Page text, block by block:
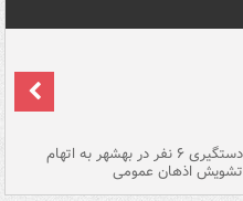
دستگیری ۶ نفر در بهشهر به اتهام
تشویش اذهان عمومی